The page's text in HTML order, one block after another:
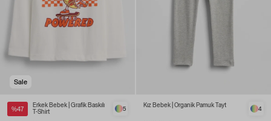
Sale
%47
Erkek Bebek | Grafik Baskılı
T-Shirt
5
Kız Bebek | Organik Pamuk Tayt
4